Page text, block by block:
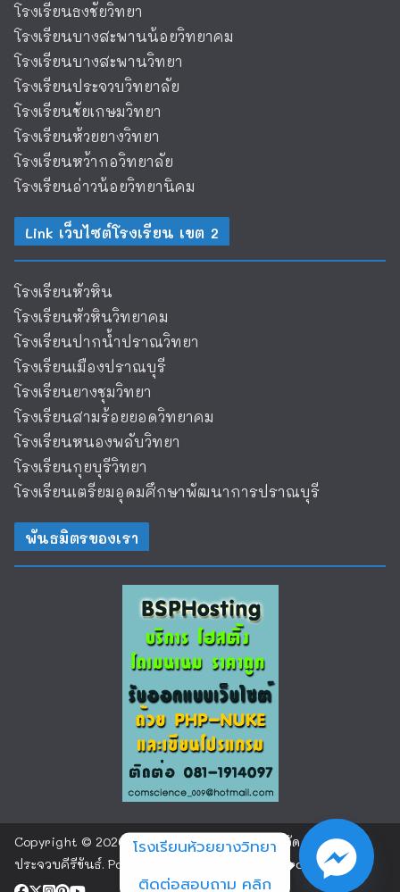
โรงเรียนธงชัยวิทยา
โรงเรียนบางสะพานน้อยวิทยาคม
โรงเรียนบางสะพานวิทยา
โรงเรียนประจวบวิทยาลัย
โรงเรียนชัยเกษมวิทยา
โรงเรียนห้วยยางวิทยา
โรงเรียนหว้ากอวิทยาลัย
โรงเรียนอ่าวน้อยวิทยานิคม
Link เว็บไซต์โรงเรียน เขต 2
โรงเรียนหัวหิน
โรงเรียนหัวหินวิทยาคม
โรงเรียนปากน้ำปราณวิทยา
โรงเรียนเมืองปราณบุรี
โรงเรียนยางชุมวิทยา
โรงเรียนสามร้อยยอดวิทยาคม
โรงเรียนหนองพลับวิทยา
โรงเรียนกุยบุรีวิทยา
โรงเรียนเตรียมอุดมศึกษาพัฒนาการปราณบุรี
พันธมิตรของเรา
Copyright © 2026
โรงเรียนห้วยยางวิทยา จังหวัด
ประจวบคีรีขันธ์. Powered by WordPress.
โรงเรียนห้วยยางวิทยา
ติดต่อสอบถาม คลิก